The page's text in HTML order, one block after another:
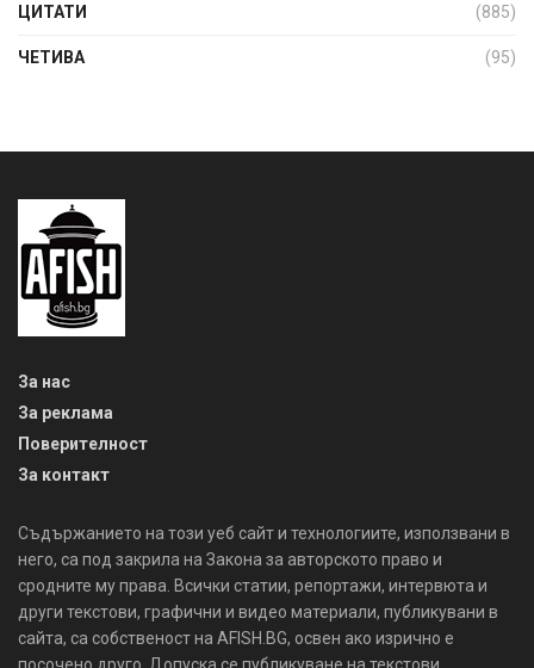
ЦИТАТИ (885)
ЧЕТИВА (95)
За нас
За реклама
Поверителност
За контакт
Съдържанието на този уеб сайт и технологиите, използвани в
него, са под закрила на Закона за авторското право и
сродните му права. Всички статии, репортажи, интервюта и
други текстови, графични и видео материали, публикувани в
сайта, са собственост на AFISH.BG, освен ако изрично е
посочено друго. Допуска се публикуване на текстови